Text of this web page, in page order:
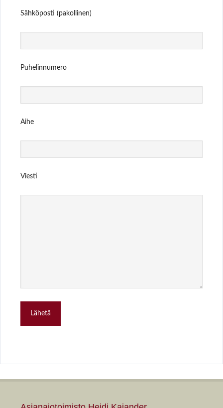
Sähköposti (pakollinen)
Puhelinnumero
Aihe
Viesti